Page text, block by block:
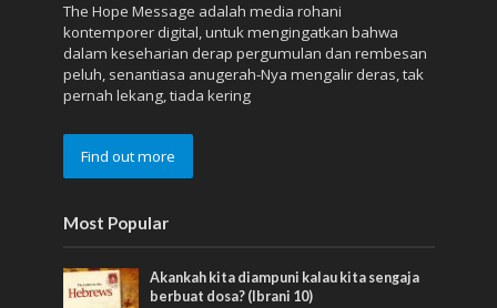
The Hope Message adalah media rohani
kontemporer digital, untuk mengingatkan bahwa
dalam keseharian derap pergumulan dan rembesan
peluh, senantiasa anugerah-Nya mengalir deras, tak
pernah lekang, tiada kering
Find out more
Most Popular
Akankah kita diampuni kalau kita sengaja
berbuat dosa? (Ibrani 10)